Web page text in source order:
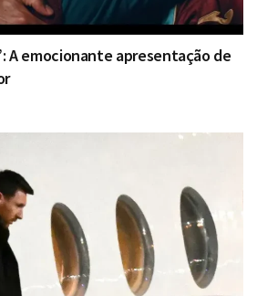
A emocionante apresentação de